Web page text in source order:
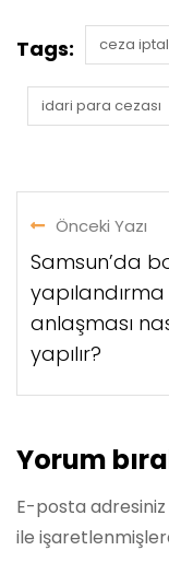
Tags: ceza
idari para cezası
Önceki Yazı
Samsun’da
yapılandırma
anlaşması
yapılır?
Yorum
E-posta
ile